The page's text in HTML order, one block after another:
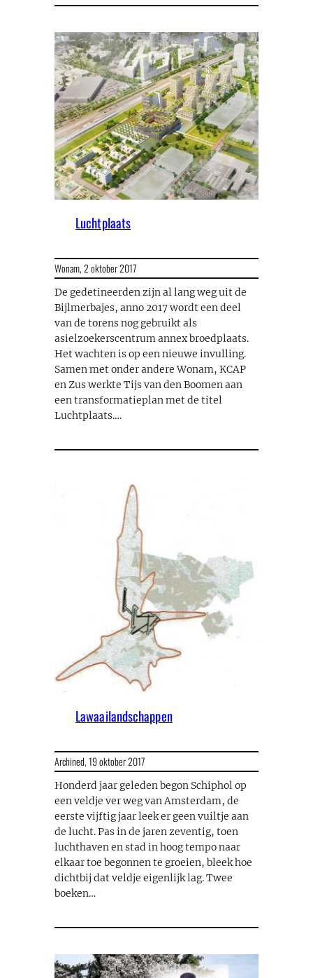
Luchtplaats
Wonam,2 oktober 2017
De gedetineerden zijn al lang weg uit de
Bijlmerbajes, anno 2017 wordt een deel
van de torens nog gebruikt als
asielzoekerscentrum annex broedplaats.
Het wachten is op een nieuwe invulling.
Samen met onder andere Wonam, KCAP
en Zus werkte Tijs van den Boomen aan
een transformatieplan met de titel
Luchtplaats.…
Lawaailandschappen
Archined,19 oktober 2017
Honderd jaar geleden begon Schiphol op
een veldje ver weg van Amsterdam, de
eerste vijftig jaar leek er geen vuiltje aan
de lucht. Pas in de jaren zeventig, toen
luchthaven en stad in hoog tempo naar
elkaar toe begonnen te groeien, bleek hoe
dichtbij dat veldje eigenlijk lag. Twee
boeken…